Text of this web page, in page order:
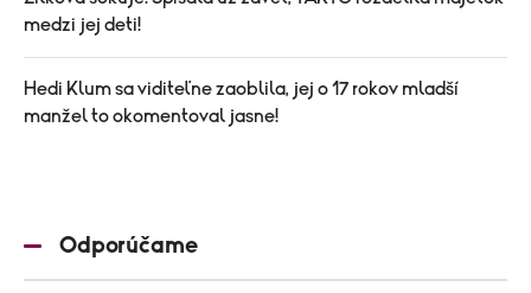
medzi jej deti!
Hedi Klum sa viditeľne zaoblila, jej o 17 rokov mladší
manžel to okomentoval jasne!
Odporúčame